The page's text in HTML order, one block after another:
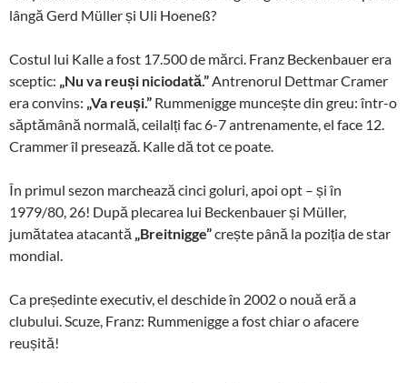
lângă Gerd Müller și Uli Hoeneß?
Costul lui Kalle a fost 17.500 de mărci. Franz Beckenbauer era
sceptic: „Nu va reuși niciodată.”Antrenorul Dettmar Cramer
era convins: „Va reuși.” Rummenigge muncește din greu: într-o
săptămână normală, ceilalți fac 6-7 antrenamente, el face 12.
Crammer îl presează. Kalle dă tot ce poate.
În primul sezon marchează cinci goluri, apoi opt – și în
1979/80, 26! După plecarea lui Beckenbauer și Müller,
jumătatea atacantă „Breitnigge”crește până la poziția de star
mondial.
Ca președinte executiv, el deschide în 2002 o nouă eră a
clubului. Scuze, Franz: Rummenigge a fost chiar o afacere
reușită!